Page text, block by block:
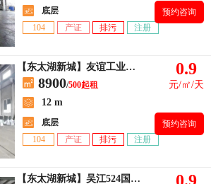
底层
104
产证 排污 注册
预约咨询
【东太湖新城】友谊工业区单层厂房500平出租 带一部3t航车
8900/500起租
12 m
底层
104
产证 排污 注册
0.9
元/㎡/天
预约咨询
【东太湖新城】吴江524国道旁4000平米独栋单层标准厂房出租